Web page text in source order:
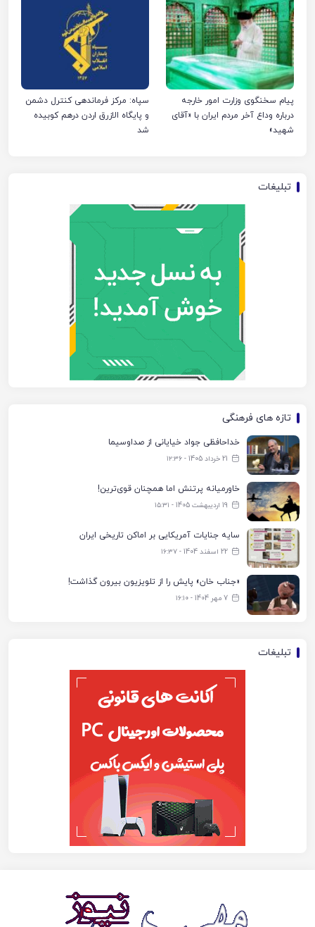
پیام سخنگوی وزارت امور خارجه
درباره وداع آخر مردم ایران با «آقای
شهید»
سپاه: مرکز فرماندهی کنترل دشمن
و پایگاه الازرق اردن درهم کوبیده
شد
تبلیغات
تازه های فرهنگی
خداحافظی جواد خیایانی از صداوسیما
21 خرداد 1405 - ۱۲:۳۶
خاورمیانه پرتنش اما همچنان قوی‌ترین!
19 اردیبهشت 1405 - ۱۵:۳۱
سایه جنایات آمریکایی بر اماکن تاریخی ایران
22 اسفند 1404 - ۱۶:۳۷
«جناب خان» پایش را از تلویزیون بیرون گذاشت!
7 مهر 1404 - ۱۶:۱۰
تبلیغات